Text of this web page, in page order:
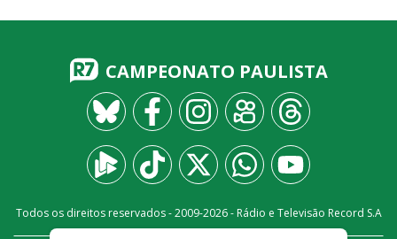
CAMPEONATO PAULISTA
Todos os direitos reservados - 2009-2026- Rádio e Televisão Record S.A